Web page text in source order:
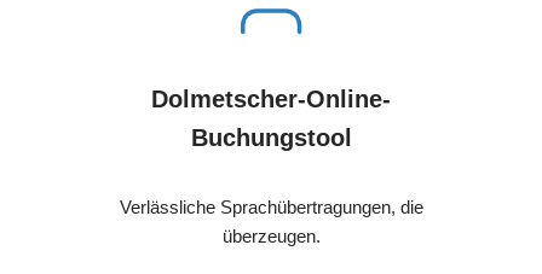
Dolmetscher-Online-
Buchungstool
Verlässliche Sprachübertragungen, die
überzeugen.